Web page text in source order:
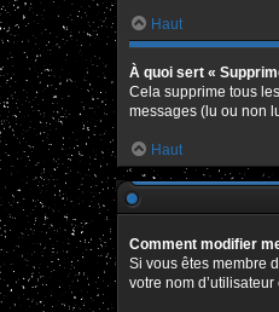
Haut
À quoi sert «
Cela supprime tous
messages (lu ou non
Haut
Comment modifier
Si vous êtes membre
votre nom